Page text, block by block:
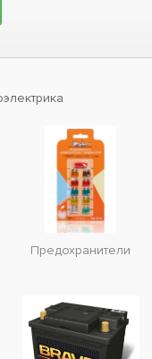
Предохранители